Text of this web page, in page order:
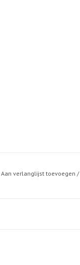
Aan verlanglijst toevoegen /